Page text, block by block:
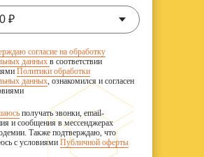
согласие на обработку
данных в соответствии
Политики обработки
данных , ознакомился и согласен
получать звонки, email-
и сообщения в мессенджерах
Также подтверждаю, что
с условиями Публичной оферты